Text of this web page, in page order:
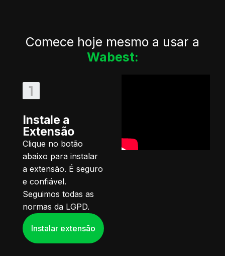
Comece hoje mesmo a usar a
Wabest:
Instale a
Extensão
Clique no botão
abaixo para instalar
a extensão. É seguro
e confiável.
Seguimos todas as
normas da LGPD.
Instalar extensão